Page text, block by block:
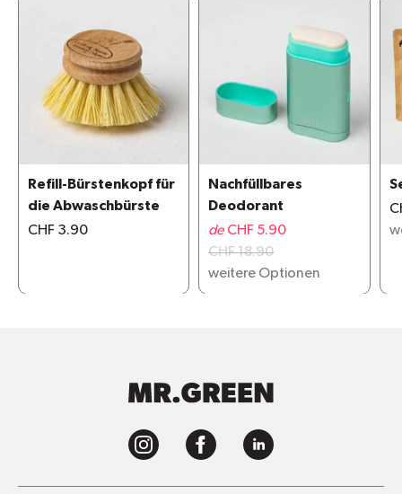
Refill-Bürstenkopf für
die Abwaschbürste
CHF 3.90
Nachfüllbares
Deodorant
de CHF 5.90
CHF 18.90
weitere Optionen